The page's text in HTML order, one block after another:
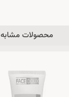
محصولات مشابه